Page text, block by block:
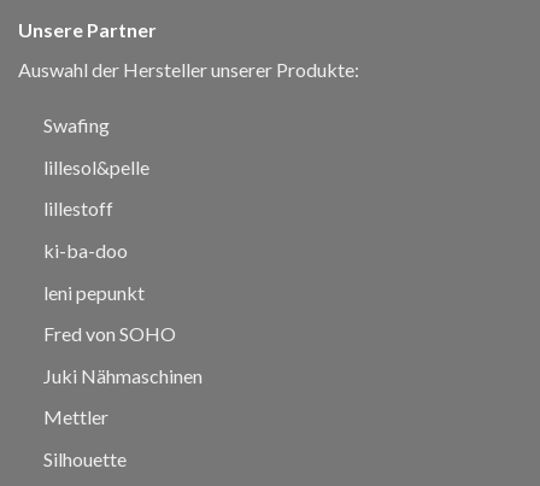
Unsere Partner
Auswahl der Hersteller unserer Produkte:
Swafing
lillesol&pelle
lillestoff
ki-ba-doo
leni pepunkt
Fred von SOHO
Juki Nähmaschinen
Mettler
Silhouette